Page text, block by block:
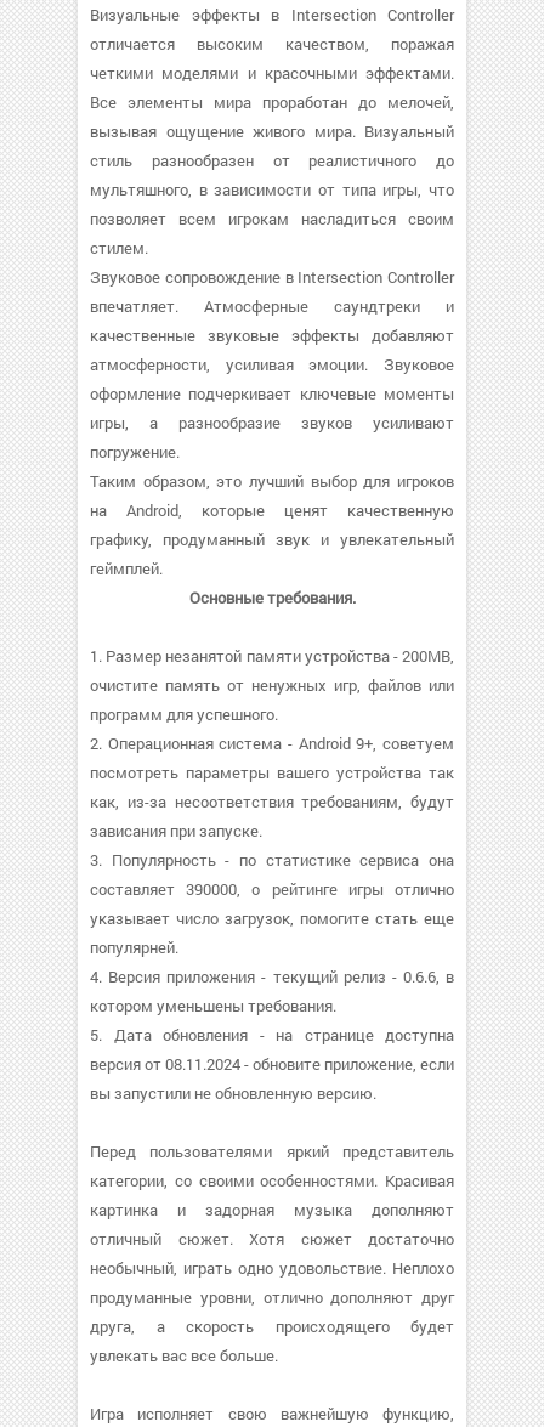
Визуальные эффекты в Intersection Controller
отличается высоким качеством, поражая
четкими моделями и красочными эффектами.
Все элементы мира проработан до мелочей,
вызывая ощущение живого мира. Визуальный
стиль разнообразен от реалистичного до
мультяшного, в зависимости от типа игры, что
позволяет всем игрокам насладиться своим
стилем.
Звуковое сопровождение в Intersection Controller
впечатляет. Атмосферные саундтреки и
качественные звуковые эффекты добавляют
атмосферности, усиливая эмоции. Звуковое
оформление подчеркивает ключевые моменты
игры, а разнообразие звуков усиливают
погружение.
Таким образом, это лучший выбор для игроков
на Android, которые ценят качественную
графику, продуманный звук и увлекательный
геймплей.
Основные требования.
1. Размер незанятой памяти устройства - 200MB,
очистите память от ненужных игр, файлов или
программ для успешного.
2. Операционная система - Android 9+, советуем
посмотреть параметры вашего устройства так
как, из-за несоответствия требованиям, будут
зависания при запуске.
3. Популярность - по статистике сервиса она
составляет 390000, о рейтинге игры отлично
указывает число загрузок, помогите стать еще
популярней.
4. Версия приложения - текущий релиз - 0.6.6, в
котором уменьшены требования.
5. Дата обновления - на странице доступна
версия от 08.11.2024 - обновите приложение, если
вы запустили не обновленную версию.
Перед пользователями яркий представитель
категории, со своими особенностями. Красивая
картинка и задорная музыка дополняют
отличный сюжет. Хотя сюжет достаточно
необычный, играть одно удовольствие. Неплохо
продуманные уровни, отлично дополняют друг
друга, а скорость происходящего будет
увлекать вас все больше.
Игра исполняет свою важнейшую функцию,